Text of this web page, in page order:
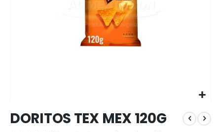
para
o
DORITOS TEX MEX 120G